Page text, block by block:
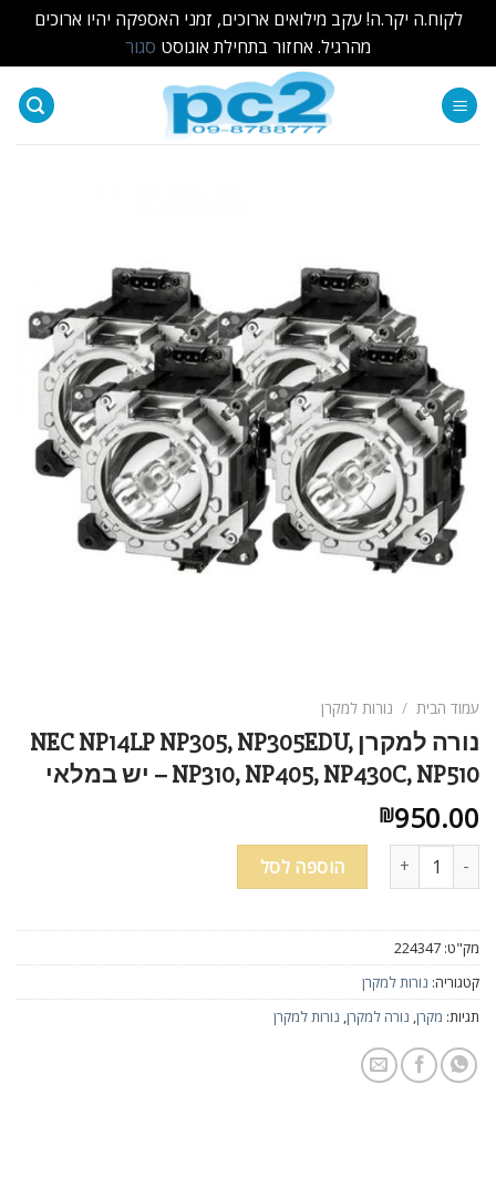
לקוח.ה יקר.ה! עקב מילואים ארוכים, זמני האספקה יהיו ארוכים
מהרגיל. אחזור בתחילת אוגוסט סגור
עמוד הבית / נורות למקרן
נורה למקרן NEC NP14LP NP305, NP305EDU,
NP310, NP405, NP430C, NP510 – יש במלאי
₪950.00
כמות של נורה למקרן NEC NP14LP NP305, NP305EDU, NP310, NP405, NP430C, NP510 - יש במלאי הוספה לסל
מק"ט: 224347
קטגוריה: נורות למקרן
תגיות: מקרן, נורה למקרן, נורות למקרן